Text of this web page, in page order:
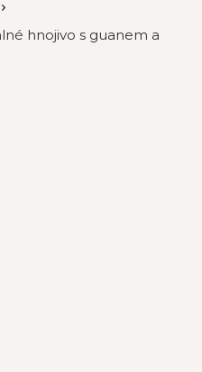
hnojivo s guanem a